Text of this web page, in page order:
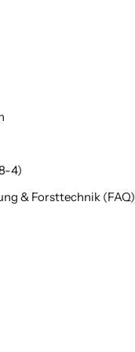
4)
& Forsttechnik (FAQ)